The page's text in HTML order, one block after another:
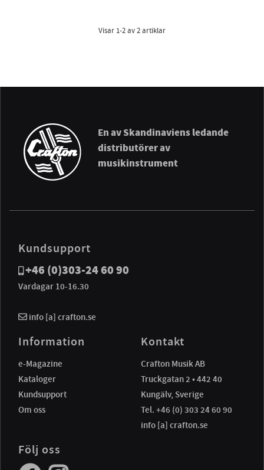
Visar 1-2av2artiklar
En av Skandinaviens ledande
distributörer av
musikinstrument
Kundsupport
+46 (0)303-24 60 90
Vardagar 10-16.30
info [a] crafton.se
Information
e-Magazine
Kataloger
Kundsupport
Om oss
Kontakt
Crafton Musik AB
Truckgatan 2 • 442 40
Kungälv, Sverige
Tel. +46 (0) 303 24 60 90
info [a] crafton.se
Följ oss